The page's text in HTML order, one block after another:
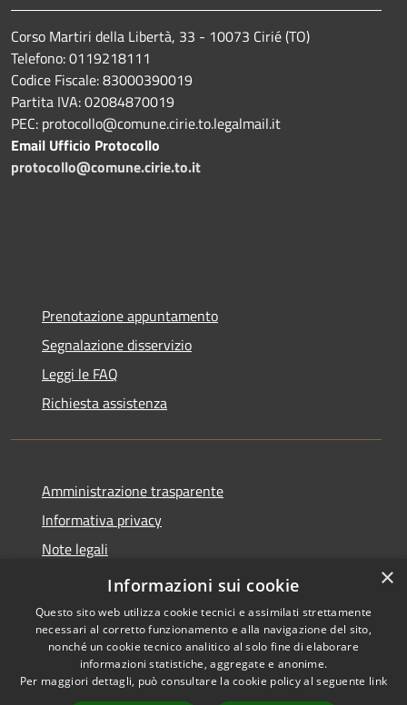
Corso Martiri della Libertà, 33 - 10073 Cirié (TO)
Telefono: 0119218111
Codice Fiscale: 83000390019
Partita IVA: 02084870019
PEC: protocollo@comune.cirie.to.legalmail.it
Email Ufficio Protocollo
protocollo@comune.cirie.to.it
Prenotazione appuntamento
Segnalazione disservizio
Leggi le FAQ
Richiesta assistenza
Amministrazione trasparente
Informativa privacy
Note legali
Dichiarazione di accessibilità
Accessibilità
Copyright © 2026 • Città di
Cirié • Powered by
×
Informazioni sui cookie
Questo sito web utilizza cookie tecnici e assimilati strettamente
necessari al corretto funzionamento e alla navigazione del sito,
nonché un cookie tecnico analitico al solo fine di elaborare
informazioni statistiche, aggregate e anonime.
Per maggiori dettagli, può consultare la cookie policy al seguente link